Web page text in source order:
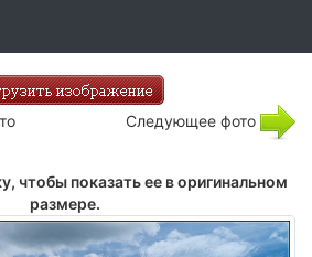
Следующее фото
чтобы показать ее в оригинальном
размере.